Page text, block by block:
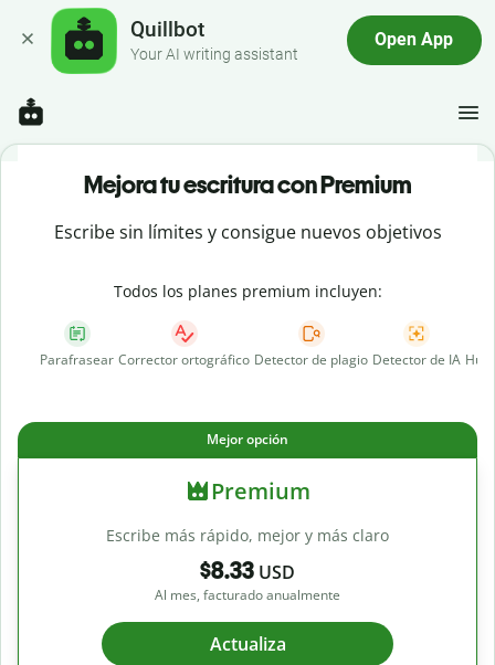
Quillbot
Your AI writing assistant
Open App
Mejora tu escritura con Premium
Escribe sin límites y consigue nuevos objetivos
Todos los planes premium incluyen:
Parafrasear Corrector ortográfico Detector de plagio Detector de IA
Mejor opción
Premium
Escribe más rápido, mejor y más claro
$8.33 USD
Al mes, facturado anualmente
Actualiza